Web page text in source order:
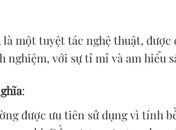
là một tuyệt tác nghệ thuật, được
nghiệm, với sự tỉ mỉ và am hiểu
:
được ưu tiên sử dụng vì tính